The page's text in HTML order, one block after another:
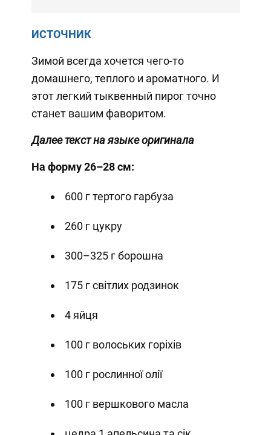
ИСТОЧНИК
Зимой всегда хочется чего-то
домашнего, теплого и ароматного. И
этот легкий тыквенный пирог точно
станет вашим фаворитом.
Далее текст на языке оригинала
На форму 26–28 см:
600 г тертого гарбуза
260 г цукру
300–325 г борошна
175 г світлих родзинок
4 яйця
100 г волоських горіхів
100 г рослинної олії
100 г вершкового масла